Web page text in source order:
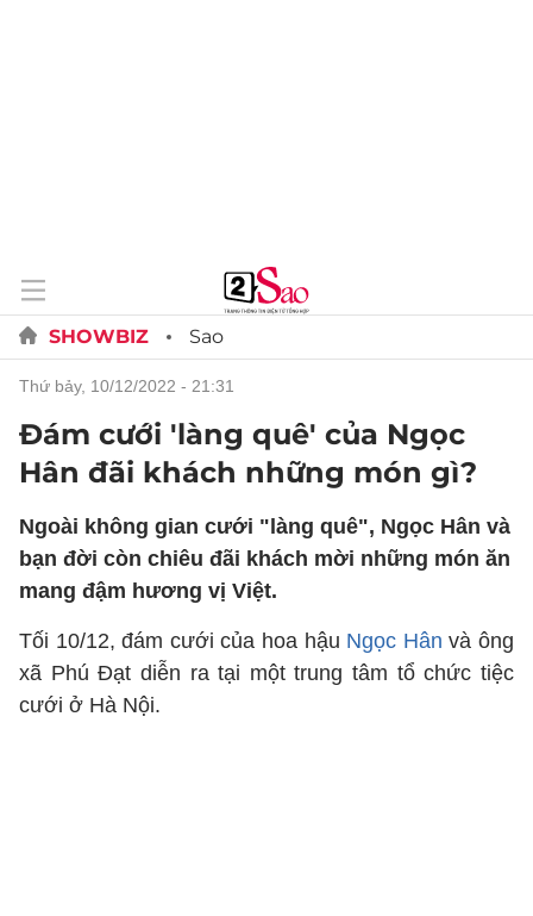
SHOWBIZ Sao
thứ bảy, 10/12/2022 - 21:31
Đám cưới 'làng quê' của Ngọc
Hân đãi khách những món gì?
Ngoài không gian cưới "làng quê", Ngọc Hân và
bạn đời còn chiêu đãi khách mời những món ăn
mang đậm hương vị Việt.
Tối 10/12, đám cưới của hoa hậu Ngọc Hân và ông
xã Phú Đạt diễn ra tại một trung tâm tổ chức tiệc
cưới ở Hà Nội.